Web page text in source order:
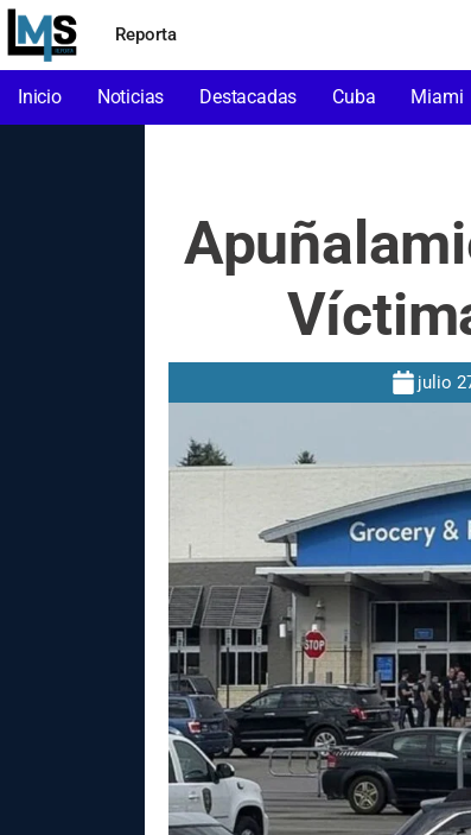
Reporta
Inicio Noticias Destacadas Cuba Miami
julio